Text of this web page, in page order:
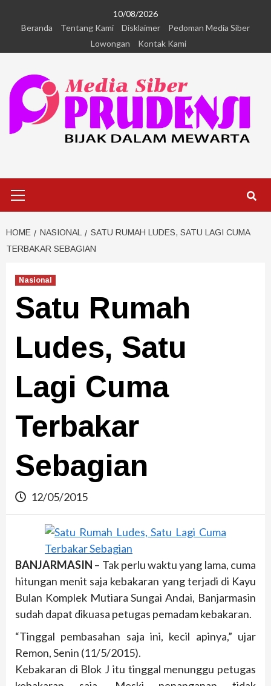
10/08/2026
Beranda
Tentang Kami Disklaimer
Pedoman Media Siber
Lowongan
Kontak Kami
HOME NASIONAL
SATU RUMAH LUDES, SATU LAGI CUMA
TERBAKAR SEBAGIAN
Nasional
Satu Rumah
Ludes, Satu
Lagi Cuma
Terbakar
Sebagian
12/05/2015
BANJARMASIN – Tak perlu waktu yang lama, cuma
hitungan menit saja kebakaran yang terjadi di Kayu
Bulan Komplek Mutiara Sungai Andai, Banjarmasin
sudah dapat dikuasa petugas pemadam kebakaran.
“Tinggal pembasahan saja ini, kecil apinya,” ujar
Remon, Senin (11/5/2015).
Kebakaran di Blok J itu tinggal menunggu petugas